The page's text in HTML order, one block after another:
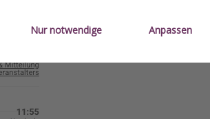
Nur notwendige Anpassen